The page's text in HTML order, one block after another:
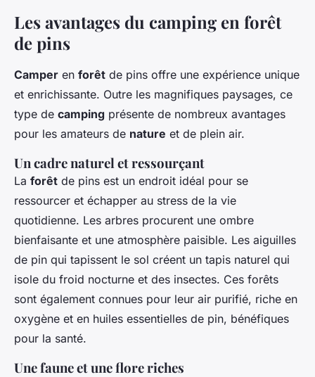
Les avantages du camping en forêt
de pins
Camper en forêt de pins offre une expérience unique
et enrichissante. Outre les magnifiques paysages, ce
type de camping présente de nombreux avantages
pour les amateurs de nature et de plein air.
Un cadre naturel et ressourçant
La forêt de pins est un endroit idéal pour se
ressourcer et échapper au stress de la vie
quotidienne. Les arbres procurent une ombre
bienfaisante et une atmosphère paisible. Les aiguilles
de pin qui tapissent le sol créent un tapis naturel qui
isole du froid nocturne et des insectes. Ces forêts
sont également connues pour leur air purifié, riche en
oxygène et en huiles essentielles de pin, bénéfiques
pour la santé.
Une faune et une flore riches